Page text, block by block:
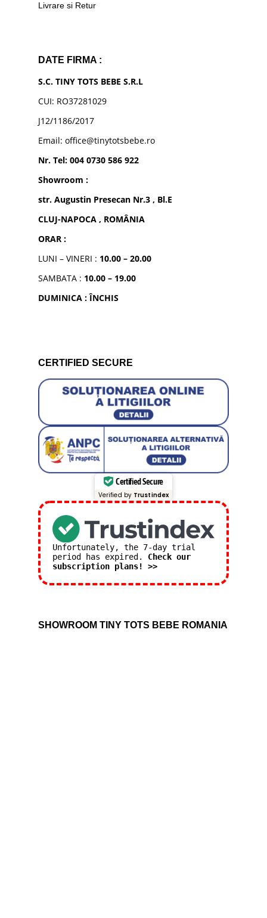
Livrare si Retur
DATE FIRMA :
S.C. TINY TOTS BEBE S.R.L
CUI: RO37281029
J12/1186/2017
Email: office@tinytotsbebe.ro
Nr. Tel: 004 0730 586 922
Showroom :
str. Augustin Presecan Nr.3 , Bl.E
CLUJ-NAPOCA , ROMÂNIA
ORAR :
LUNI – VINERI : 10.00 – 20.00
SAMBATA : 10.00 – 19.00
DUMINICA : ÎNCHIS
CERTIFIED SECURE
Certified Secure
Verified by Trustindex
Unfortunately, the 7-day trial
period has expired. Check our
subscription plans! >>
SHOWROOM TINY TOTS BEBE ROMANIA